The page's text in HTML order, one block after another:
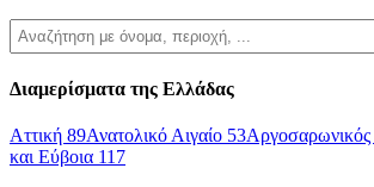
Διαμερίσματα της Ελλάδας
Αττική 89Ανατολικό Αιγαίο 53Αργοσαρωνικός
και Εύβοια 117